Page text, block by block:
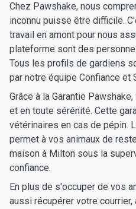
Chez Pawshake, nous
inconnu puisse être difficile.
travail en amont pour nous
plateforme sont des
Tous les profils de gardiens
par notre équipe Confiance et
Grâce à la Garantie
et en toute sérénité. Cette
vétérinaires en cas de pépin.
permet à vos animaux de
maison à Milton sous la
confiance.
En plus de s'occuper de vos
aussi récupérer votre